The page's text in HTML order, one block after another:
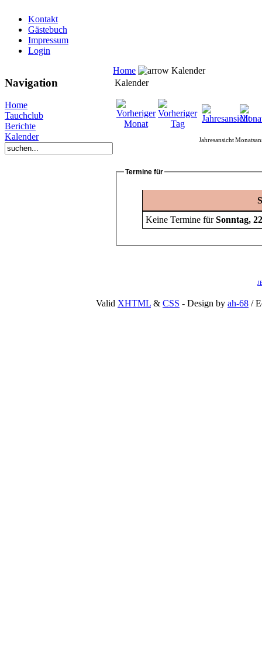
Kontakt
Gästebuch
Impressum
Login
Navigation
Home
Tauchclub
Berichte
Kalender
Home
Kalender
Kalender
Jahresansicht
Termine für
Keine Termine fürSonntag,
Valid XHTML & CSS - Design by ah-68 /